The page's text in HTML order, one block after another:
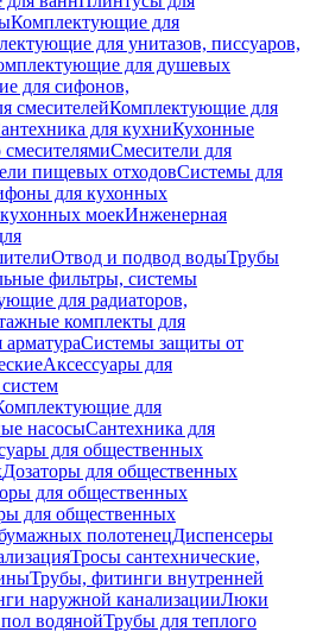
Комплектующие для
для унитазов, писсуаров,
для душевых
для сифонов,
смесителейКомплектующие для
для кухниКухонные
Смесители для
пищевых отходовСистемы для
для кухонных
моекИнженерная
Отвод и подвод водыТрубы
фильтры, системы
для радиаторов,
комплекты для
Системы защиты от
Аксессуары для
для
насосыСантехника для
для общественных
Дозаторы для общественных
для общественных
для общественных
полотенецДиспенсеры
Тросы сантехнические,
Трубы, фитинги внутренней
наружной канализацииЛюки
водянойТрубы для теплого